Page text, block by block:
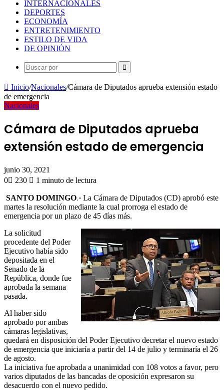
INTERNACIONALES
DEPORTES
ECONOMÍA
ENTRETENIMIENTO
ESTILO DE VIDA
DE OPINIÓN
Buscar
por
Inicio/Nacionales/Cámara de Diputados aprueba extensión estado
de emergencia
Nacionales
Cámara de Diputados aprueba
extensión estado de emergencia
junio 30, 2021
0
230 1 minuto de lectura
SANTO DOMINGO.- La Cámara de Diputados (CD) aprobó este
martes la resolución mediante la cual prorroga el estado de
emergencia por un plazo de 45 días más.
La solicitud
procedente del Poder
Ejecutivo había sido
depositada en el
Senado de la
República, donde fue
aprobada la semana
pasada.
Al haber sido
aprobado por ambas
cámaras legislativas,
quedará en disposición del Poder Ejecutivo decretar el nuevo estado
de emergencia que iniciaría a partir del 14 de julio y terminaría el 26
de agosto.
La iniciativa fue aprobada a unanimidad con 108 votos a favor, pero
varios diputados de las bancadas de oposición expresaron su
desacuerdo con el nuevo pedido.